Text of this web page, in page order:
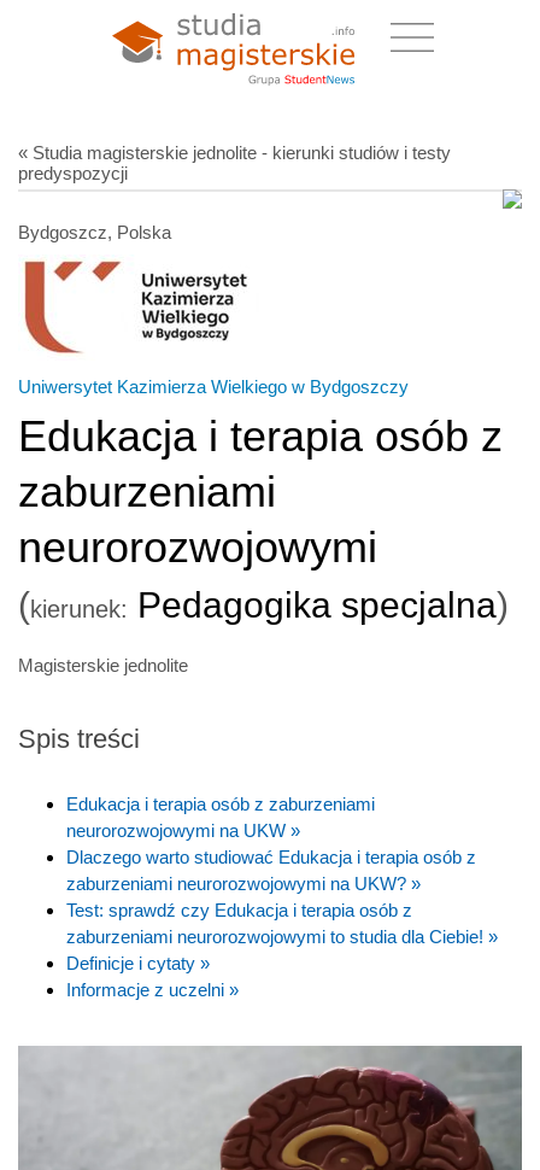
« Studia magisterskie jednolite - kierunki studiów i testy
predyspozycji
Bydgoszcz, Polska
Uniwersytet Kazimierza Wielkiego w Bydgoszczy
Edukacja i terapia osób z
zaburzeniami
neurorozwojowymi
(kierunek: Pedagogika specjalna)
Magisterskie jednolite
Spis treści
Edukacja i terapia osób z zaburzeniami
neurorozwojowymi na UKW »
Dlaczego warto studiować Edukacja i terapia osób z
zaburzeniami neurorozwojowymi na UKW? »
Test: sprawdź czy Edukacja i terapia osób z
zaburzeniami neurorozwojowymi to studia dla Ciebie! »
Definicje i cytaty »
Informacje z uczelni »